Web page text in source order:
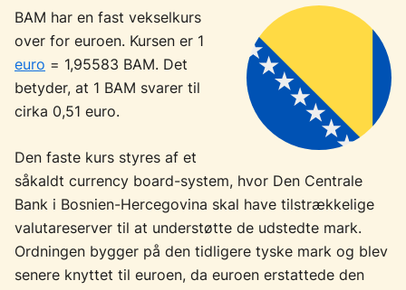
BAM har en fast vekselkurs
over for euroen. Kursen er 1
euro = 1,95583 BAM. Det
betyder, at 1 BAM svarer til
cirka 0,51 euro.
Den faste kurs styres af et
såkaldt currency board-system, hvor Den Centrale
Bank i Bosnien-Hercegovina skal have tilstrækkelige
valutareserver til at understøtte de udstedte mark.
Ordningen bygger på den tidligere tyske mark og blev
senere knyttet til euroen, da euroen erstattede den